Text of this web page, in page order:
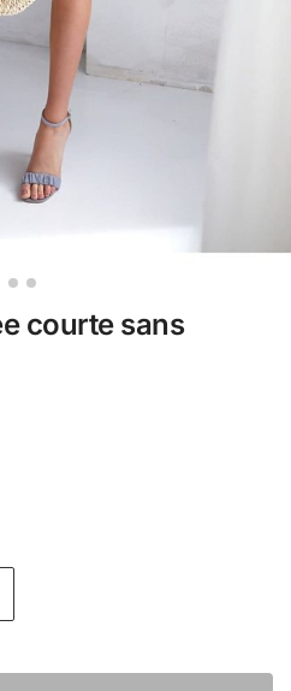
courte sans